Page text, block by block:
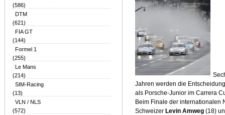
(586)
DTM
(621)
FIA GT
(144)
Formel 1
(255)
Le Mans
(214)
SIM-Racing
(13)
VLN / NLS
(572)
Jahren werden die
als Porsche-Junior im Carrera
Beim Finale der internationalen
Schweizer Levin Amweg (18)